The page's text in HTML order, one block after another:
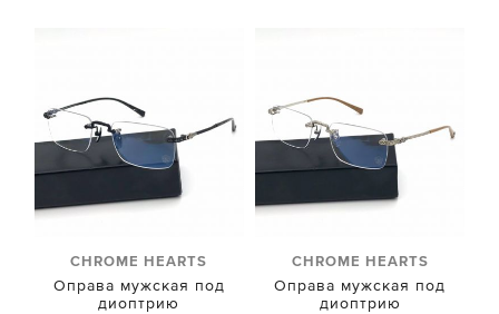
CHROME HEARTS
Оправа мужская под
диоптрию
CHROME HEARTS
Оправа мужская под
диоптрию